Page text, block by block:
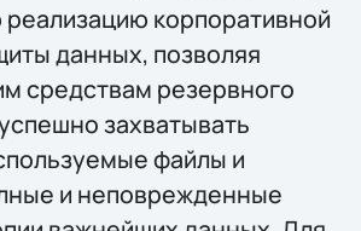
корпоративной
данных, позволяя
средствам резервного
захватывать
файлы и
и неповрежденные